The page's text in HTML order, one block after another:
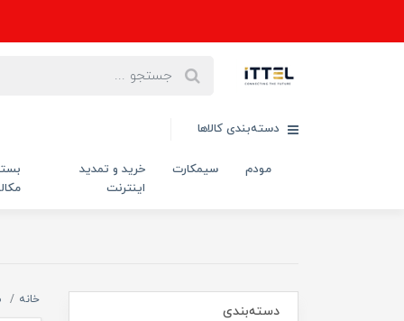
دسته‌بندی کالاها
مودم سیمکارت
خرید و تمدید
اینترنت
دسته‌بندی
خانه